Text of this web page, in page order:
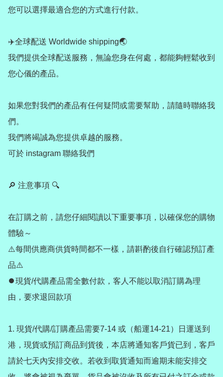
您可以選擇最適合您的方式進行付款。
✈️全球配送 Worldwide shipping🌏
我們提供全球配送服務，無論您身在何處，都能夠輕鬆收到
您心儀的產品。
如果您對我們的產品有任何疑問或需要幫助，請隨時聯絡我
們。
我們將竭誠為您提供卓越的服務。
可於 instagram 聯絡我們
🔎 注意事項 🔍
在訂購之前，請您仔細閱讀以下重要事項，以確保您的購物
體驗～
⚠️每間供應商供貨時間都不一樣，請斟酌後自行確認預訂產
品⚠️
⏺️現貨/代購產品需全數付款，客人不能以取消訂購為理
由，要求退回款項
1. 現貨/代購/訂購產品需要7-14 或（船運14-21）日運送到
港，現貨或預訂商品到貨後，本店將通知客戶貨已到，客戶
請於七天內安排交收。若收到取貨通知而逾期未能安排交